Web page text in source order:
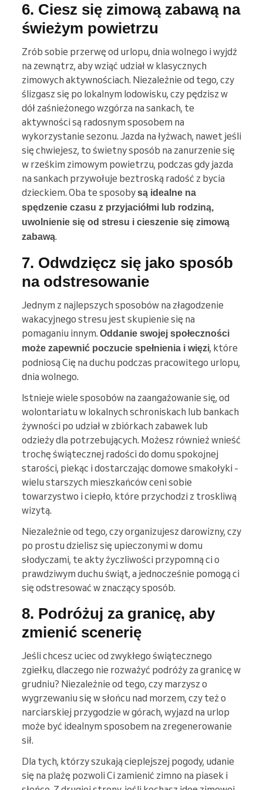
6. Ciesz się zimową zabawą na
świeżym powietrzu
Zrób sobie przerwę od urlopu, dnia wolnego i wyjdź
na zewnątrz, aby wziąć udział w klasycznych
zimowych aktywnościach. Niezależnie od tego, czy
ślizgasz się po lokalnym lodowisku, czy pędzisz w
dół zaśnieżonego wzgórza na sankach, te
aktywności są radosnym sposobem na
wykorzystanie sezonu. Jazda na łyżwach, nawet jeśli
się chwiejesz, to świetny sposób na zanurzenie się
w rześkim zimowym powietrzu, podczas gdy jazda
na sankach przywołuje beztroską radość z bycia
dzieckiem. Oba te sposobysą idealne na
spędzenie czasu z przyjaciółmi lub rodziną,
uwolnienie się od stresu i cieszenie się zimową
zabawą.
7. Odwdzięcz się jako sposób
na odstresowanie
Jednym z najlepszych sposobów na złagodzenie
wakacyjnego stresu jest skupienie się na
pomaganiu innym. Oddanie swojej społeczności
może zapewnić poczucie spełnienia i więzi, które
podniosą Cię na duchu podczas pracowitego urlopu,
dnia wolnego.
Istnieje wiele sposobów na zaangażowanie się, od
wolontariatu w lokalnych schroniskach lub bankach
żywności po udział w zbiórkach zabawek lub
odzieży dla potrzebujących. Możesz również wnieść
trochę świątecznej radości do domu spokojnej
starości, piekąc i dostarczając domowe smakołyki -
wielu starszych mieszkańców ceni sobie
towarzystwo i ciepło, które przychodzi z troskliwą
wizytą.
Niezależnie od tego, czy organizujesz darowizny, czy
po prostu dzielisz się upieczonymi w domu
słodyczami, te akty życzliwości przypomną ci o
prawdziwym duchu świąt, a jednocześnie pomogą ci
się odstresować w znaczący sposób.
8. Podróżuj za granicę, aby
zmienić scenerię
Jeśli chcesz uciec od zwykłego świątecznego
zgiełku, dlaczego nie rozważyć podróży za granicę w
grudniu? Niezależnie od tego, czy marzysz o
wygrzewaniu się w słońcu nad morzem, czy też o
narciarskiej przygodzie w górach, wyjazd na urlop
może być idealnym sposobem na zregenerowanie
sił.
Dla tych, którzy szukają cieplejszej pogody, udanie
się na plażę pozwoli Ci zamienić zimno na piasek i